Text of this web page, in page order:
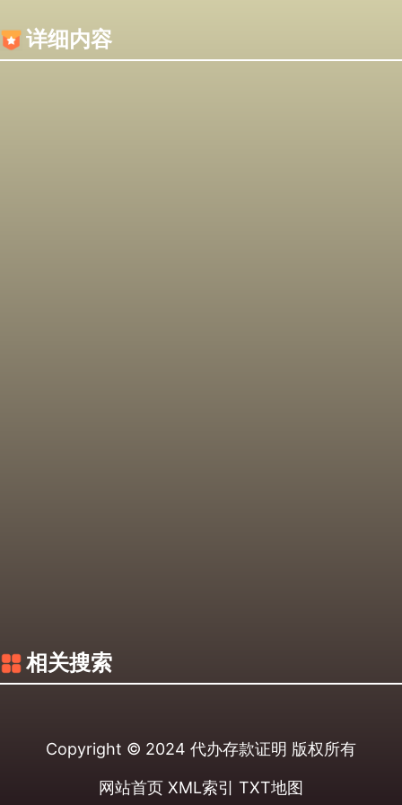
详细内容
相关搜索
Copyright © 2024 代办存款证明 版权所有
网站首页 XML索引 TXT地图